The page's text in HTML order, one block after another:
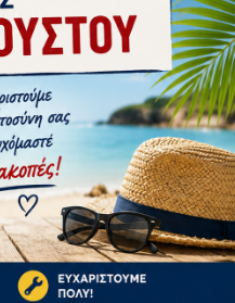
12-
ZB, GWS 14-
17-
P, GWS 9-125/P,ΚΑΤΌΠΙΝ